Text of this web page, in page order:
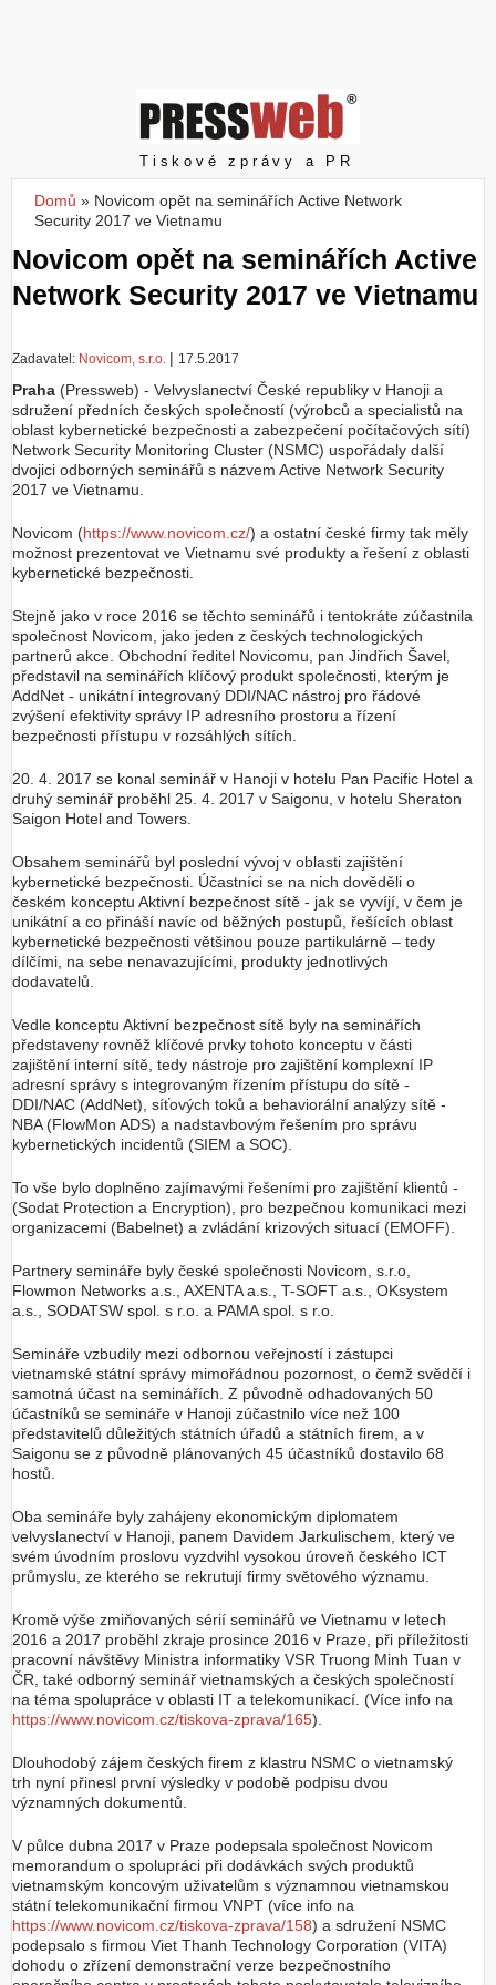
č
e
Pressweb
Tiskové zprávy a PR
Jste zde
Domů » Novicom opět na seminářích Active Network
Security 2017 ve Vietnamu
Novicom opět na seminářích Active
Network Security 2017 ve Vietnamu
Zadavatel: Novicom, s.r.o. | 17.5.2017
Praha (Pressweb) - Velvyslanectví České republiky v Hanoji a
sdružení předních českých společností (výrobců a specialistů na
oblast kybernetické bezpečnosti a zabezpečení počítačových sítí)
Network Security Monitoring Cluster (NSMC) uspořádaly další
dvojici odborných seminářů s názvem Active Network Security
2017 ve Vietnamu.
Novicom (https://www.novicom.cz/) a ostatní české firmy tak měly
možnost prezentovat ve Vietnamu své produkty a řešení z oblasti
kybernetické bezpečnosti.
Stejně jako v roce 2016 se těchto seminářů i tentokráte zúčastnila
společnost Novicom, jako jeden z českých technologických
partnerů akce. Obchodní ředitel Novicomu, pan Jindřich Šavel,
představil na seminářích klíčový produkt společnosti, kterým je
AddNet - unikátní integrovaný DDI/NAC nástroj pro řádové
zvýšení efektivity správy IP adresního prostoru a řízení
bezpečnosti přístupu v rozsáhlých sítích.
20. 4. 2017 se konal seminář v Hanoji v hotelu Pan Pacific Hotel a
druhý seminář proběhl 25. 4. 2017 v Saigonu, v hotelu Sheraton
Saigon Hotel and Towers.
Obsahem seminářů byl poslední vývoj v oblasti zajištění
kybernetické bezpečnosti. Účastníci se na nich dověděli o
českém konceptu Aktivní bezpečnost sítě - jak se vyvíjí, v čem je
unikátní a co přináší navíc od běžných postupů, řešících oblast
kybernetické bezpečnosti většinou pouze partikulárně – tedy
dílčími, na sebe nenavazujícími, produkty jednotlivých
dodavatelů.
Vedle konceptu Aktivní bezpečnost sítě byly na seminářích
představeny rovněž klíčové prvky tohoto konceptu v části
zajištění interní sítě, tedy nástroje pro zajištění komplexní IP
adresní správy s integrovaným řízením přístupu do sítě -
DDI/NAC (AddNet), síťových toků a behaviorální analýzy sítě -
NBA (FlowMon ADS) a nadstavbovým řešením pro správu
kybernetických incidentů (SIEM a SOC).
To vše bylo doplněno zajímavými řešeními pro zajištění klientů -
(Sodat Protection a Encryption), pro bezpečnou komunikaci mezi
organizacemi (Babelnet) a zvládání krizových situací (EMOFF).
Partnery semináře byly české společnosti Novicom, s.r.o,
Flowmon Networks a.s., AXENTA a.s., T-SOFT a.s., OKsystem
a.s., SODATSW spol. s r.o. a PAMA spol. s r.o.
Semináře vzbudily mezi odbornou veřejností i zástupci
vietnamské státní správy mimořádnou pozornost, o čemž svědčí i
samotná účast na seminářích. Z původně odhadovaných 50
účastníků se semináře v Hanoji zúčastnilo více než 100
představitelů důležitých státních úřadů a státních firem, a v
Saigonu se z původně plánovaných 45 účastníků dostavilo 68
hostů.
Oba semináře byly zahájeny ekonomickým diplomatem
velvyslanectví v Hanoji, panem Davidem Jarkulischem, který ve
svém úvodním proslovu vyzdvihl vysokou úroveň českého ICT
průmyslu, ze kterého se rekrutují firmy světového významu.
Kromě výše zmiňovaných sérií seminářů ve Vietnamu v letech
2016 a 2017 proběhl zkraje prosince 2016 v Praze, při příležitosti
pracovní návštěvy Ministra informatiky VSR Truong Minh Tuan v
ČR, také odborný seminář vietnamských a českých společností
na téma spolupráce v oblasti IT a telekomunikací. (Více info na
https://www.novicom.cz/tiskova-zprava/165).
Dlouhodobý zájem českých firem z klastru NSMC o vietnamský
trh nyní přinesl první výsledky v podobě podpisu dvou
významných dokumentů.
V půlce dubna 2017 v Praze podepsala společnost Novicom
memorandum o spolupráci při dodávkách svých produktů
vietnamským koncovým uživatelům s významnou vietnamskou
státní telekomunikační firmou VNPT (více info na
https://www.novicom.cz/tiskova-zprava/158) a sdružení NSMC
podepsalo s firmou Viet Thanh Technology Corporation (VITA)
dohodu o zřízení demonstrační verze bezpečnostního